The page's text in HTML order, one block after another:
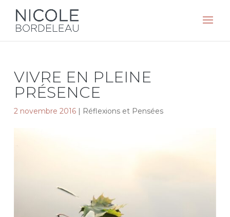
VIVRE EN PLEINE
PRÉSENCE
2 novembre 2016| Réflexions et Pensées